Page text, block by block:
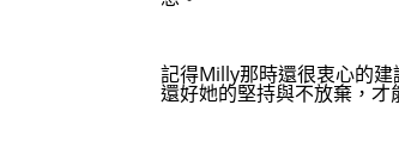
記得Milly那時還很衷心的
還好她的堅持與不放棄，才